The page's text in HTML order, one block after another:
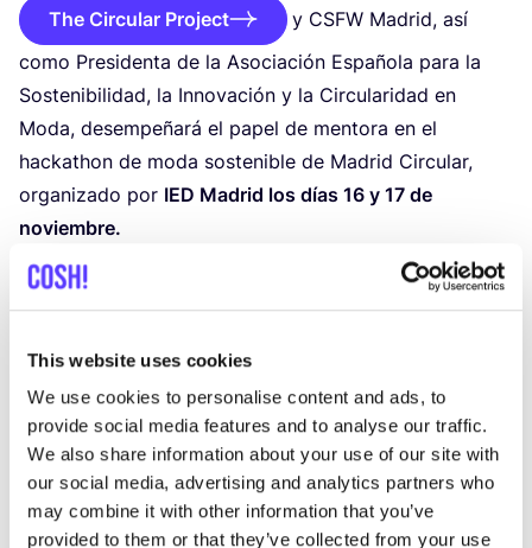
This website uses cookies
We use cookies to personalise content and ads, to
provide social media features and to analyse our traffic.
We also share information about your use of our site with
our social media, advertising and analytics partners who
may combine it with other information that you’ve
provided to them or that they’ve collected from your use
The Circular Project
y CSFW Madrid, así
como Presidenta de la Asociación Española para la
Sostenibilidad, la Innovación y la Circularidad en
Moda, desempeñará el papel de mentora en el
hackathon de moda sostenible de Madrid Circular,
organizado por IED Madrid los días 16 y 17 de
noviembre.
Y como si eso no fuera suficiente, por cortesía de
Moda re-
, ¡tienen un regalo especial! Una experiencia
a una de las plantas de Moda re- en Valencia,
Barcelona o Bilbao. Descubre cómo dan nueva vida
a prendas desechadas y sumérgete en el propósito
inspirador de Moda re‑, donde la inclusión y la
formación transforman vidas.
¡Inscríbete ahora y sé parte de este hackathon de